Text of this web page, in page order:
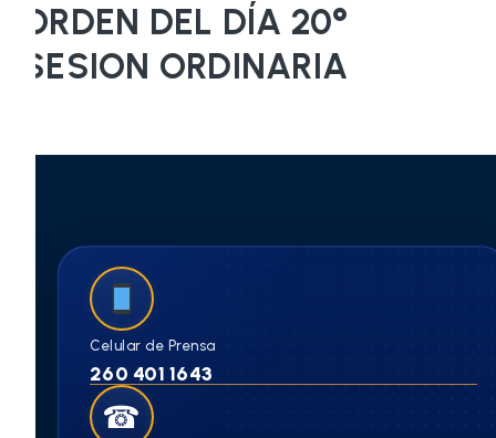
ORDEN DEL DÍA 20°
SESION ORDINARIA
Celular de Prensa
260 401 1643
☎